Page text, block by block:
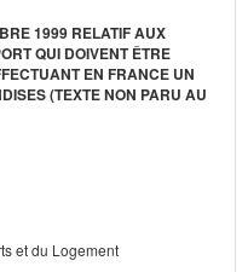
1999 RELATIF AUX
QUI DOIVENT ÊTRE
EN FRANCE UN
(TEXTE NON PARU AU
et du Logement